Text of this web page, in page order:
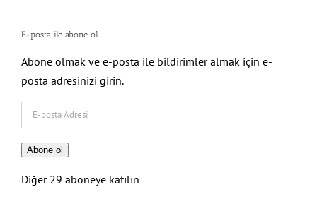
E-posta ile abone ol
Abone olmak ve e-posta ile bildirimler almak için e-
posta adresinizi girin.
posta
Adresi
Abone ol
Diğer 29 aboneye katılın